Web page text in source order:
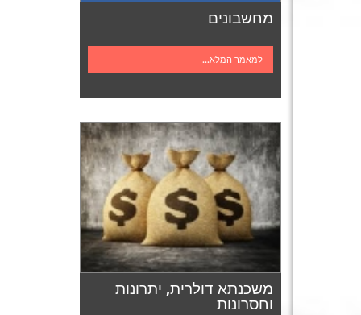
מחשבונים
למאמר המלא...
משכנתא דולרית, יתרונות
וחסרונות